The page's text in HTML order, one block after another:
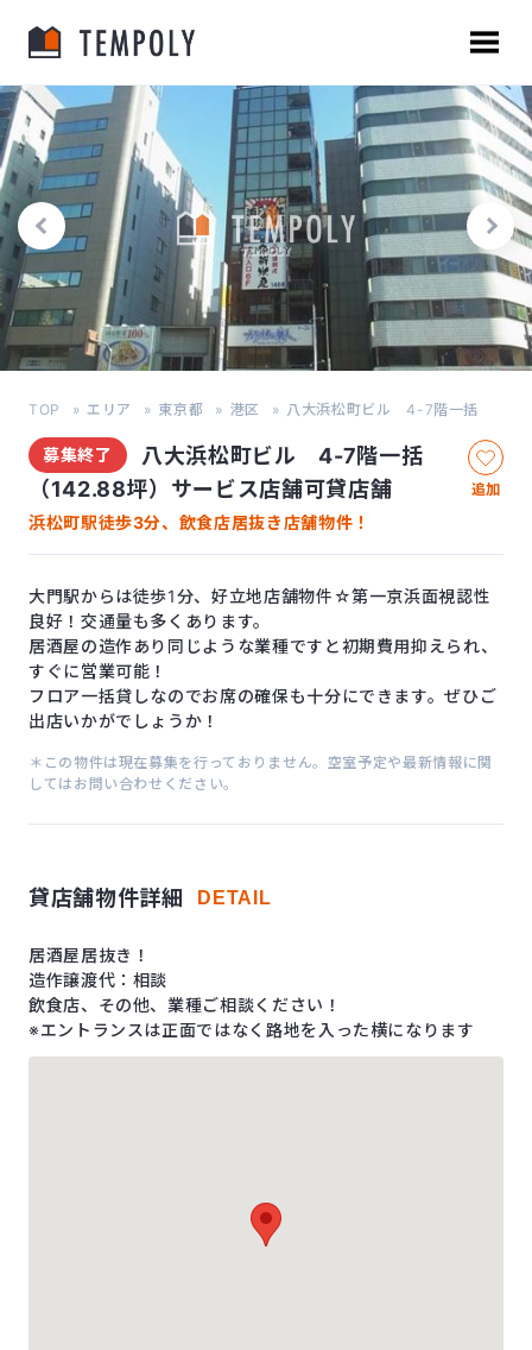
TOP エリア 東京都 港区 八大浜松町ビル 4-7階一括
募集終了
八大浜松町ビル 4-7階一括
（142.88坪）サービス店舗可貸店舗
浜松町駅徒歩3分、飲食店居抜き店舗物件！
追加
大門駅からは徒歩1分、好立地店舗物件☆第一京浜面視認性
良好！交通量も多くあります。
居酒屋の造作あり同じような業種ですと初期費用抑えられ、
すぐに営業可能！
フロア一括貸しなのでお席の確保も十分にできます。ぜひご
出店いかがでしょうか！
＊この物件は現在募集を行っておりません。空室予定や最新情報に関
してはお問い合わせください。
貸店舗物件詳細 DETAIL
居酒屋居抜き！
造作譲渡代：相談
飲食店、その他、業種ご相談ください！
※エントランスは正面ではなく路地を入った横になります